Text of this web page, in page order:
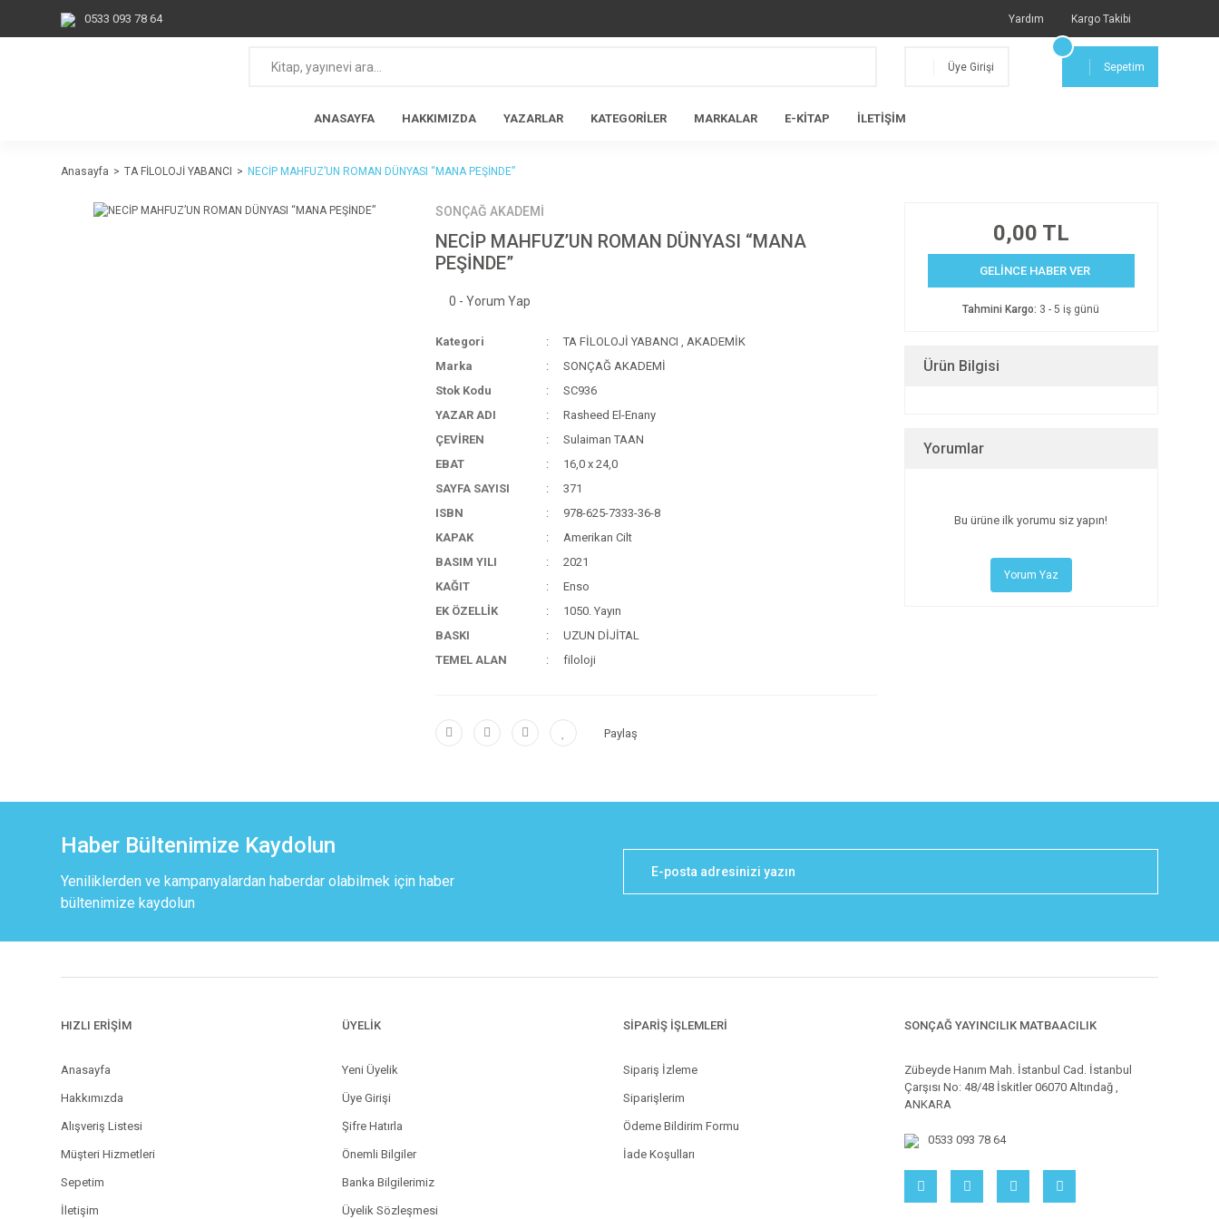
0533 093 78 64 Yardım Kargo Takibi
Üye Girişi Sepetim
ANASAYFA HAKKIMIZDA YAZARLAR KATEGORİLER MARKALAR E-KİTAP İLETİŞİM
Anasayfa TA FİLOLOJİ YABANCI NECİP MAHFUZ’UN ROMAN DÜNYASI “MANA PEŞİNDE”
SONÇAĞ AKADEMİ
NECİP MAHFUZ’UN ROMAN DÜNYASI “MANA
PEŞİNDE”
0 - Yorum Yap
Kategori TA FİLOLOJİ YABANCI , AKADEMİK
Marka
SONÇAĞ AKADEMİ
Stok Kodu
SC936
YAZAR ADI
Rasheed El-Enany
ÇEVİREN
Sulaiman TAAN
EBAT
16,0 x 24,0
SAYFA SAYISI
371
ISBN
978-625-7333-36-8
KAPAK
Amerikan Cilt
BASIM YILI
2021
KAĞIT
Enso
EK ÖZELLİK
1050. Yayın
BASKI
UZUN DİJİTAL
TEMEL ALAN
filoloji
Paylaş
0,00 TL
GELİNCE HABER VER
Tahmini Kargo: 3 - 5 iş günü
Ürün Bilgisi
Yorumlar
Bu ürüne ilk yorumu siz yapın!
Yorum Yaz
Haber Bültenimize Kaydolun
Yeniliklerden ve kampanyalardan haberdar olabilmek için haber
bültenimize kaydolun
HIZLI ERİŞİM
Anasayfa
Hakkımızda
Alışveriş Listesi
Müşteri Hizmetleri
Sepetim
İletişim
ÜYELİK
Yeni Üyelik
Üye Girişi
Şifre Hatırla
Önemli Bilgiler
Banka Bilgilerimiz
Üyelik Sözleşmesi
SİPARİŞ İŞLEMLERİ
Sipariş İzleme
Siparişlerim
Ödeme Bildirim Formu
İade Koşulları
SONÇAĞ YAYINCILIK MATBAACILIK
Zübeyde Hanım Mah. İstanbul Cad. İstanbul
Çarşısı No: 48/48 İskitler 06070 Altındağ ,
ANKARA
0533 093 78 64